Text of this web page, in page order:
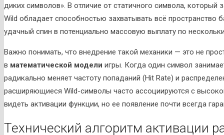
диких символов». В отличие от статичного символа,
Wild обладает способностью захватывать всё пространство
удачный спин в потенциально массовую выплату по
Важно понимать, что внедрение такой механики — это не
в математической модели игры. Когда один символ
радикально меняет частоту попаданий (Hit Rate) и
расширяющиеся Wild-символы часто ассоциируются с
видеть активации функции, но ее появление почти всегда
Технический алгоритм активации